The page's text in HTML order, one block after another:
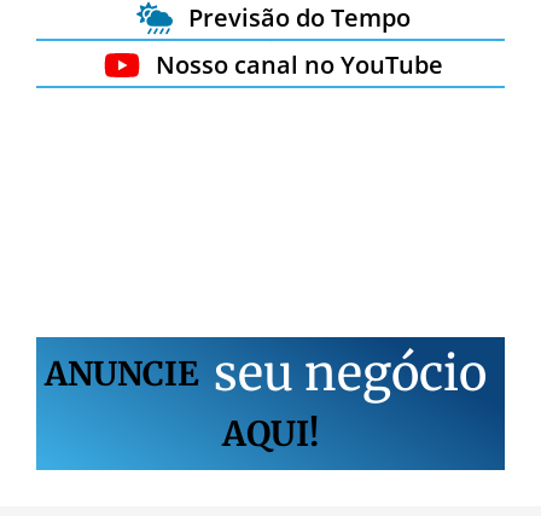
Previsão do Tempo
Nosso canal no YouTube
ANUNCIE seu negócio
AQUI!